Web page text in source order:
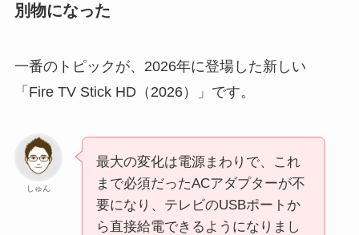
別物になった
一番のトピックが、2026年に登場した新しい
「Fire TV Stick HD（2026）」です。
しゅん
最大の変化は電源まわりで、これ
まで必須だったACアダプターが不
要になり、テレビのUSBポートか
ら直接給電できるようになりまし